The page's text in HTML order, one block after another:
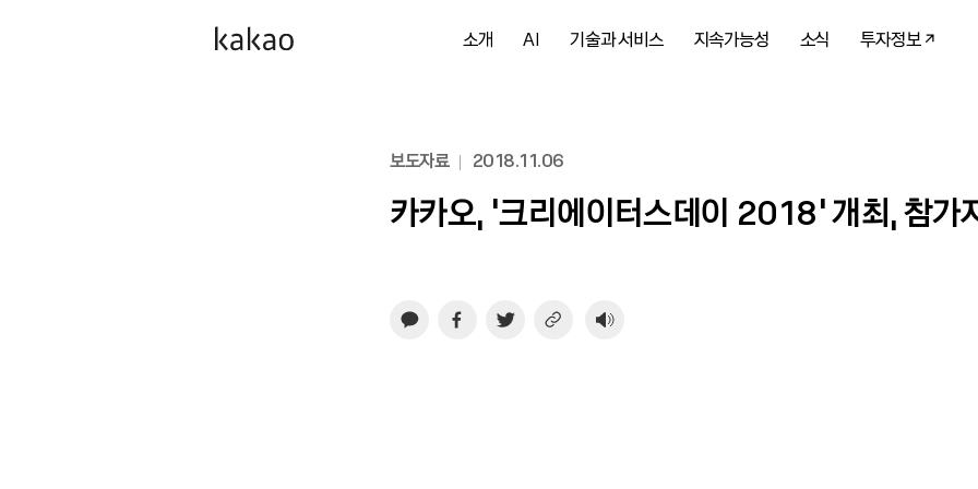
소개 AI 기술과 서비스 지속가능성 소식 투자정보
보도자료 2018.11.06
카카오, ‘크리에이터스데이 2018’ 개최, 참가